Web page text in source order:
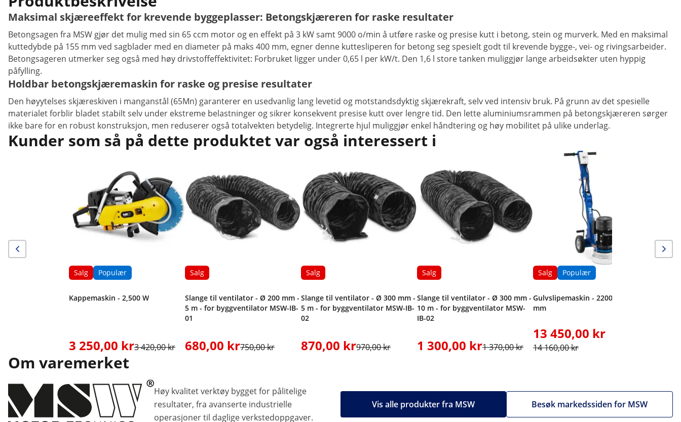
Maksimal skjæreeffekt for krevende byggeplasser: Betongskjæreren for raske resultater
Betongsagen fra MSW gjør det mulig med sin 65 ccm motor og en effekt på 3 kW samt 9000 o/min å utføre raske og presise kutt i betong, stein og murverk. Med en maksimal
kuttedybde på 155 mm ved sagblader med en diameter på maks 400 mm, egner denne kuttesliperen for betong seg spesielt godt til krevende bygge-, vei- og rivingsarbeider.
Betongsageren utmerker seg også med høy drivstoffeffektivitet: Forbruket ligger under 0,65 l per kW/t. Den 1,6 l store tanken muliggjør lange arbeidsøkter uten hyppig
påfylling.
Holdbar betongskjæremaskin for raske og presise resultater
Den høyytelses skjæreskiven i manganstål (65Mn) garanterer en usedvanlig lang levetid og motstandsdyktig skjærekraft, selv ved intensiv bruk. På grunn av det spesielle
materialet forblir bladet stabilt selv under ekstreme belastninger og sikrer konsekvent presise kutt over lengre tid. Den lette aluminiumsrammen på betongskjæreren sørger
ikke bare for en robust konstruksjon, men reduserer også totalvekten betydelig. Integrerte hjul muliggjør enkel håndtering og høy mobilitet på ulike underlag.
Kunder som så på dette produktet var også interessert i
Salg Populær
Kappemaskin - 2,500 W
3 250,00 kr3 420,00 kr
Salg
Slange til ventilator - Ø 200 mm -
5 m - for byggventilator MSW-IB-
01
680,00 kr750,00 kr
Salg
Slange til ventilator - Ø 300 mm -
5 m - for byggventilator MSW-IB-
02
870,00 kr970,00 kr
Salg
Slange til ventilator - Ø 300 mm -
10 m - for byggventilator MSW-
IB-02
1 300,00 kr1 370,00 kr
Salg Populær
Gulvslipemaskin - 2200 W - Ø 250
mm
13 450,00 kr
14 160,00 kr
Om varemerket
Høy kvalitet verktøy bygget for pålitelige
resultater, fra avanserte industrielle
operasjoner til daglige verkstedoppgaver.
Besøk markedssiden for MSW
Vis alle produkter fra MSW